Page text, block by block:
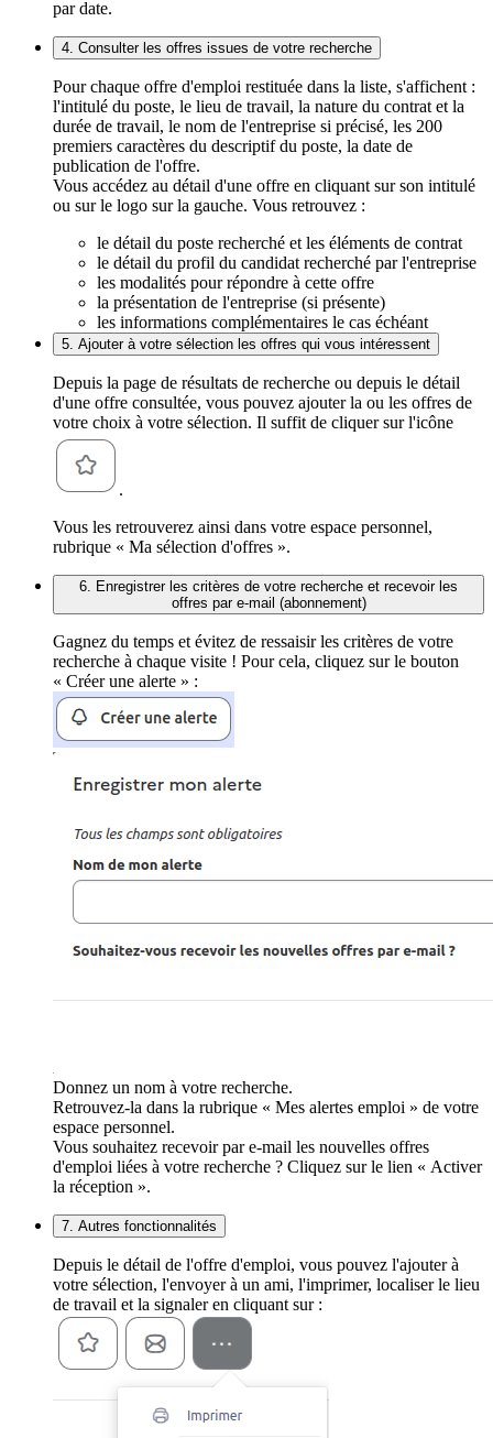
par date.
4. Consulter les offres issues de votre recherche
Pour chaque offre d'emploi restituée dans la liste, s'affichent :
l'intitulé du poste, le lieu de travail, la nature du contrat et la
durée de travail, le nom de l'entreprise si précisé, les 200
premiers caractères du descriptif du poste, la date de
publication de l'offre.
Vous accédez au détail d'une offre en cliquant sur son intitulé
ou sur le logo sur la gauche. Vous retrouvez :
le détail du poste recherché et les éléments de contrat
le détail du profil du candidat recherché par l'entreprise
les modalités pour répondre à cette offre
la présentation de l'entreprise (si présente)
les informations complémentaires le cas échéant
5. Ajouter à votre sélection les offres qui vous intéressent
Depuis la page de résultats de recherche ou depuis le détail
d'une offre consultée, vous pouvez ajouter la ou les offres de
votre choix à votre sélection. Il suffit de cliquer sur l'icône
.
Vous les retrouverez ainsi dans votre espace personnel,
rubrique « Ma sélection d'offres ».
6. Enregistrer les critères de votre recherche et recevoir les
offres par e-mail (abonnement)
Gagnez du temps et évitez de ressaisir les critères de votre
recherche à chaque visite ! Pour cela, cliquez sur le bouton
« Créer une alerte » :
Donnez un nom à votre recherche.
Retrouvez-la dans la rubrique « Mes alertes emploi » de votre
espace personnel.
Vous souhaitez recevoir par e-mail les nouvelles offres
d'emploi liées à votre recherche ? Cliquez sur le lien « Activer
la réception ».
7. Autres fonctionnalités
Depuis le détail de l'offre d'emploi, vous pouvez l'ajouter à
votre sélection, l'envoyer à un ami, l'imprimer, localiser le lieu
de travail et la signaler en cliquant sur :